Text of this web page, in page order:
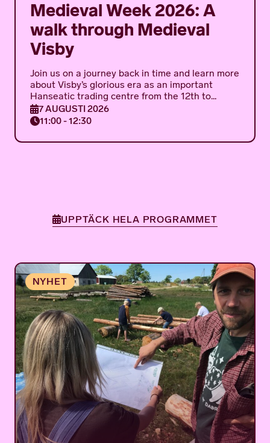
Medieval Week 2026: A
walk through Medieval
Visby
Join us on a journey back in time and learn more
about Visby’s glorious era as an important
Hanseatic trading centre from the 12th to...
7 AUGUSTI 2026
11:00 - 12:30
UPPTÄCK HELA PROGRAMMET